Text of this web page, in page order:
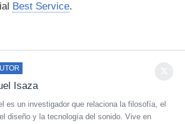
Best Service.
Isaza
es un investigador que relaciona la filosofía, el
diseño y la tecnología del sonido. Vive en